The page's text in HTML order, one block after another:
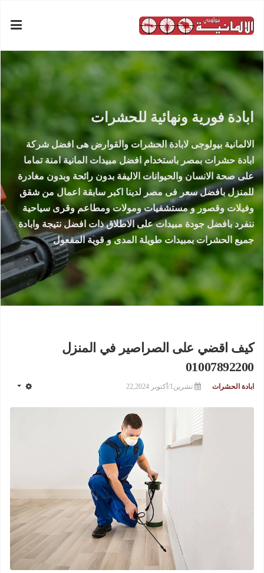
ابادة فورية ونهائية للحشرات
الالمانية بيولوجى لابادة الحشرات والقوارض هى افضل شركة
ابادة حشرات بمصر باستخدام افضل مبيدات المانية امنة تماما
على صحة الانسان والحيوانات الاليفة بدون رائحة وبدون مغادرة
للمنزل بافضل سعر فى مصر لدينا اكبر سابقة اعمال من شقق
وفيلات وقصور و مستشفيات ومولات ومطاعم وقرى سياحية
ننفرد بافضل جودة مبيدات على الاطلاق ذات افضل نتيجة وابادة
جميع الحشرات بمبيدات طويلة المدى و قوية المفعول
كيف اقضي على الصراصير في المنزل
01007892200
ابادة الحشرات تشرين1/أكتوير 22,2024